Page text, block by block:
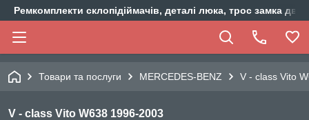
Ремкомплекти склопідіймачів, деталі люка, трос замка
Товари та послуги MERCEDES-BENZ V - class Vito
V - class Vito W638 1996-2003